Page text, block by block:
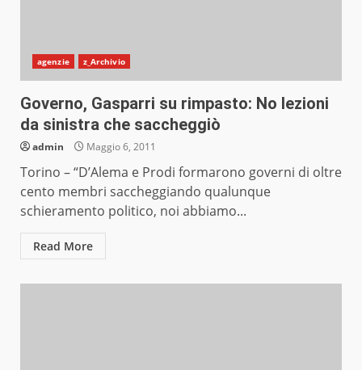
agenzie z_Archivio
Governo, Gasparri su rimpasto: No lezioni
da sinistra che saccheggiò
admin Maggio 6, 2011
Torino – “D’Alema e Prodi formarono governi di oltre
cento membri saccheggiando qualunque
schieramento politico, noi abbiamo...
Read More